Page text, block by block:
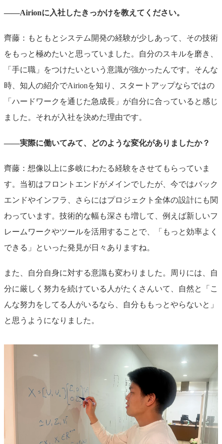
――Airionに入社したきっかけを教えてください。
齊藤：もともとシステム開発の経験が少しあって、その技術
をもっと極めたいと思っていました。自分のスキルを磨き、
「手に職」をつけたいという意識が強かったんです。そんな
時、知人の紹介でAirionを知り、スタートアップならではの
「ハードワークを通じた急成長」が自分に合っていると感じ
ました。それが入社を決めた理由です。
――実際に働いてみて、どのような変化がありましたか？
齊藤：想像以上に多岐にわたる経験をさせてもらっていま
す。当初はフロントエンドがメインでしたが、今ではバック
エンドやインフラ、さらにはプロジェクト全体の設計にも関
わっています。技術的な幅も深さも増して、例えば新しいフ
レームワークやツールを活用することで、「もっと効率よく
できる」といった発見が日々ありますね。
また、自分自身に対する意識も変わりました。周りには、自
分に厳しく努力を続けている人がたくさんいて、自然と「こ
んな努力をしてる人がいるなら、自分ももっとやらないと」
と思うようになりました。